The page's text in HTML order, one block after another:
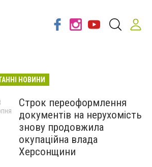
НОВИНИ
Строк переоформлення
документів на нерухомість
знову продовжила
окупаційна влада
Херсонщини